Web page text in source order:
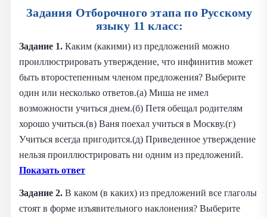
Задания Отборочного этапа по Русскому
языку 11 класс:
Задание 1. Каким (какими) из предложений можно
проиллюстрировать утверждение, что инфинитив может
быть второстепенным членом предложения? Выберите
один или несколько ответов.(а) Миша не имел
возможности учиться днем.(б) Петя обещал родителям
хорошо учиться.(в) Ваня поехал учиться в Москву.(г)
Учиться всегда пригодится.(д) Приведенное утверждение
нельзя проиллюстрировать ни одним из предложений.
Показать ответ
Задание 2. В каком (в каких) из предложений все глаголы
стоят в форме изъявительного наклонения? Выберите